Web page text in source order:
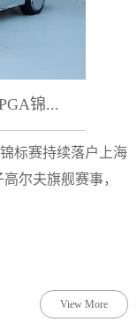
锦...
标赛持续落户上海
尔夫旗舰赛事，
View More